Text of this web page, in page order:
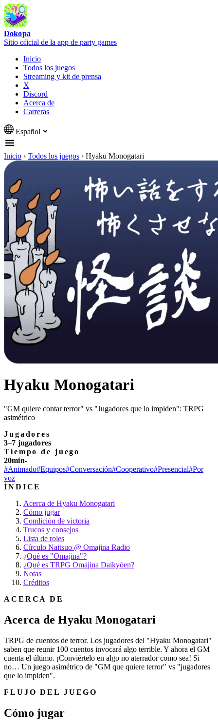
Dokopa
Sitio oficial de la app de party games
Inicio
Todos los juegos
Streaming y kit de prensa
X
Discord
Acerca de
Carreras
Español
Inicio › Todos los juegos › Hyaku Monogatari
Hyaku Monogatari
"GM quiere contar terror" vs "Jugadores que lo impiden": TRPG
asimétrico
Jugadores
3–7 jugadores
Tiempo de juego
20min-
#Animado#Equipos#Conversación#Cooperativo#Presencial#Por
voz
ÍNDICE
Acerca de Hyaku Monogatari
Cómo jugar
Condición de victoria
Trucos y consejos
Lista de roles
Círculo Naitsuo @ Omajina Radio
¿Qué es "Omajina"?
¿Qué es TRPG Omajina Daikyōen?
Notas
Créditos
ACERCA DE
Acerca de Hyaku Monogatari
TRPG de cuentos de terror. Los jugadores del "Hyaku Monogatari"
saben que reunir 100 cuentos invocará algo terrible. Y ahora el GM
cuenta el último. ¡Conviértelo en algo no aterrador como sea! Si
no… Un juego asimétrico de "GM que quiere terror" vs "jugadores
que lo impiden".
FLUJO DEL JUEGO
Cómo jugar